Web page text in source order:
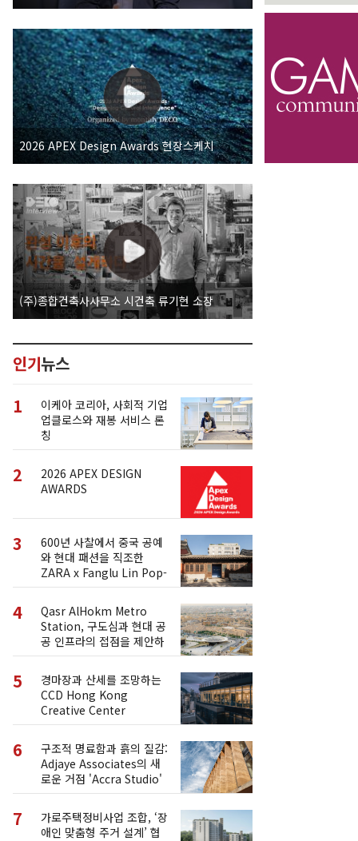
2026 APEX Design Awards 현장스케치
(주)종합건축사사무소 시건축 류기현 소장
인기뉴스
1
이케아 코리아, 사회적 기업
업클로스와 재봉 서비스 론
칭
2
2026 APEX DESIGN
AWARDS
3
600년 사찰에서 중국 공예
와 현대 패션을 직조한
ZARA x Fanglu Lin Pop-
Up
4
Qasr AlHokm Metro
Station, 구도심과 현대 공
공 인프라의 접점을 제안하
다
5
경마장과 산세를 조망하는
CCD Hong Kong
Creative Center
6
구조적 명료함과 흙의 질감:
Adjaye Associates의 새
로운 거점 'Accra Studio'
7
가로주택정비사업 조합, ‘장
애인 맞춤형 주거 설계’ 협